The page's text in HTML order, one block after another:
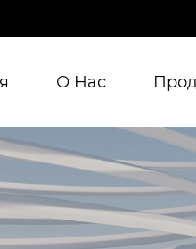
О Нас